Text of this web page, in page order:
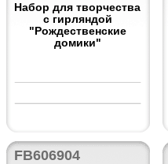
Набор для творчества
с гирляндой
"Рождественские
домики"
FB606904